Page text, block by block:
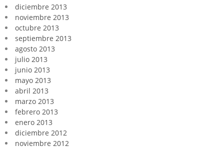
diciembre 2013
noviembre 2013
octubre 2013
septiembre 2013
agosto 2013
julio 2013
junio 2013
mayo 2013
abril 2013
marzo 2013
febrero 2013
enero 2013
diciembre 2012
noviembre 2012